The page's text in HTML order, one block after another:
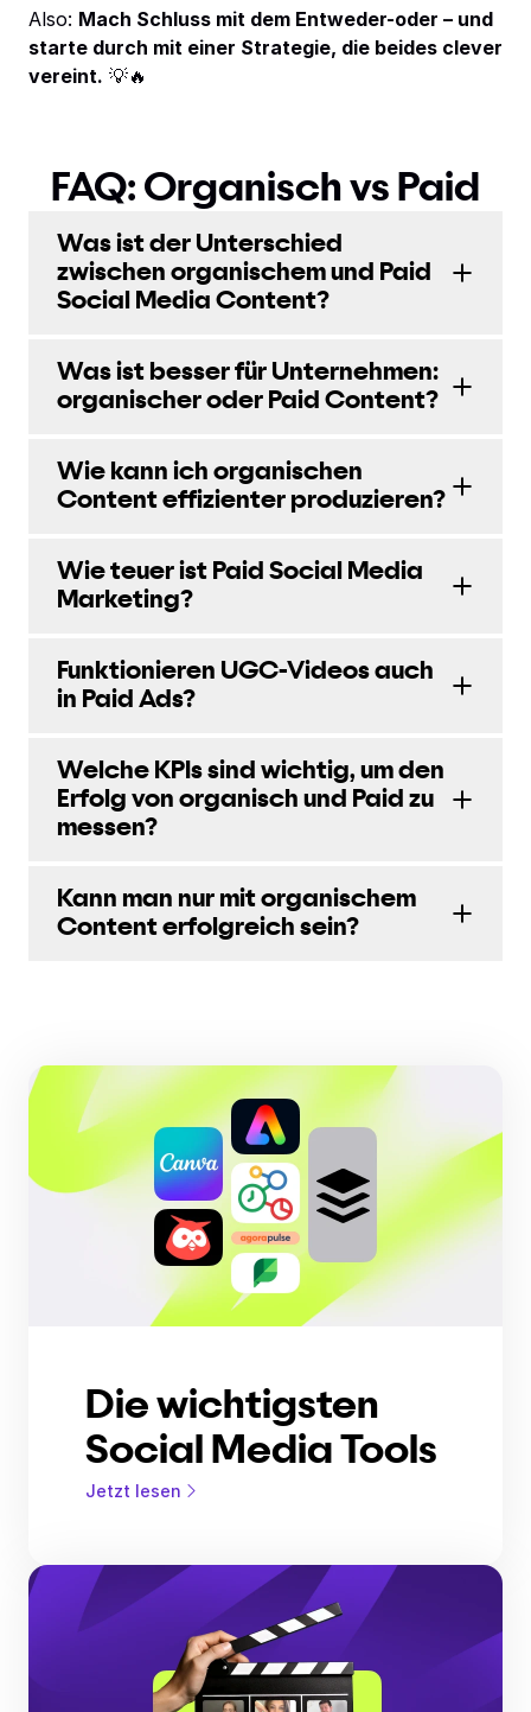
Also: Mach Schluss mit dem Entweder-oder – und
starte durch mit einer Strategie, die beides clever
vereint. 💡🔥
FAQ: Organisch vs Paid
Social Media Content
Was ist der Unterschied
zwischen organischem und Paid
Social Media Content?
Was ist besser für Unternehmen:
organischer oder Paid Content?
Wie kann ich organischen
Content effizienter produzieren?
Wie teuer ist Paid Social Media
Marketing?
Funktionieren UGC-Videos auch
in Paid Ads?
Welche KPIs sind wichtig, um den
Erfolg von organisch und Paid zu
messen?
Kann man nur mit organischem
Content erfolgreich sein?
Die wichtigsten
Social Media Tools
Jetzt lesen